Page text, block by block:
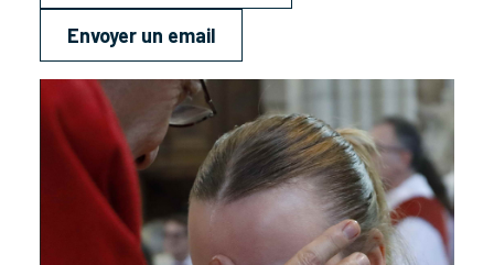
Envoyer un email